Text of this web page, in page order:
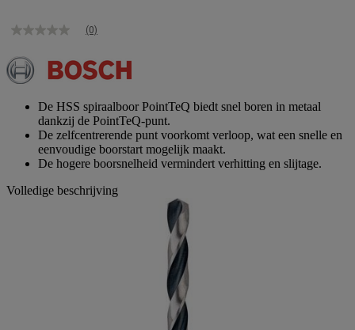
Geen
Dezelfde
paginalink.
(0)
De HSS spiraalboor PointTeQ biedt snel boren in metaal
dankzij de PointTeQ-punt.
De zelfcentrerende punt voorkomt verloop, wat een snelle en
eenvoudige boorstart mogelijk maakt.
De hogere boorsnelheid vermindert verhitting en slijtage.
Volledige beschrijving